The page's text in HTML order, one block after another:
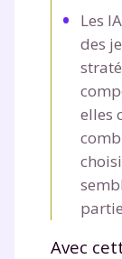
Les
des
elles
Avec